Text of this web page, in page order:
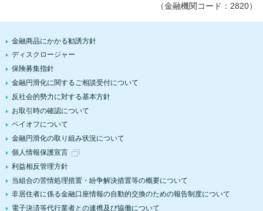
（金融機関コード：2820）
金融商品にかかる勧誘方針
ディスクロージャー
保険募集指針
金融円滑化に関するご相談受付について
反社会的勢力に対する基本方針
お取引時の確認について
ペイオフについて
金融円滑化の取り組み状況について
個人情報保護宣言
利益相反管理方針
当組合の苦情処理措置・紛争解決措置等の概要について
非居住者に係る金融口座情報の自動的交換のための報告制度について
電子決済等代行業者との連携及び協働について